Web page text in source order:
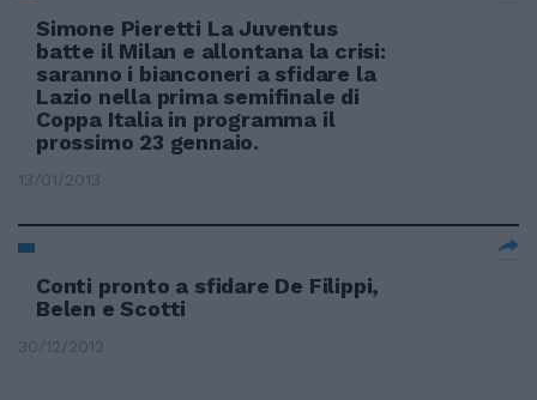
Simone Pieretti La Juventus
batte il Milan e allontana la crisi:
saranno i bianconeri a sfidare la
Lazio nella prima semifinale di
Coppa Italia in programma il
prossimo 23 gennaio.
13/01/2013
Conti pronto a sfidare De Filippi,
Belen e Scotti
30/12/2012